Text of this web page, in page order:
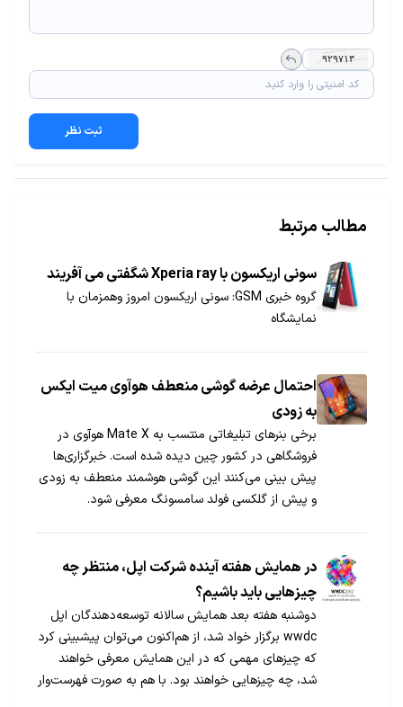
ثبت نظر
مطالب مرتبط
سونی اریکسون با Xperia ray شگفتی می آفریند
گروه خبری GSM: سونی اریکسون امروز وهمزمان با
نمایشگاه
احتمال عرضه گوشی منعطف هوآوی میت ایکس
به زودی
برخی بنرهای تبلیغاتی منتسب به Mate X هوآوی در
فروشگاهی در کشور چین دیده شده است. خبرگزاری‌ها
پیش بینی می‌کنند این گوشی هوشمند منعطف به زودی
و پیش از گلکسی فولد سامسونگ معرفی شود.
در همایش هفته آینده شرکت اپل، منتظر چه
چیزهایی باید باشیم؟
دوشنبه هفته بعد همایش سالانه توسعه‌دهندگان اپل
wwdc برگزار خواد شد، از هم‌اکنون می‌توان پیشبینی کرد
که چیزهای مهمی که در این همایش معرفی خواهند
شد، چه چیزهایی خواهند بود. با هم به صورت فهرست‌وار